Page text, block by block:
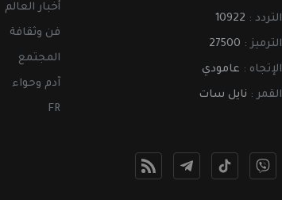
التردد : 10922
الترميز : 27500
الإتجاه : عامودي
القمر : نايل سات
أخبار العالم
فن وثقافة
المجتمع
آدم وحواء
FR